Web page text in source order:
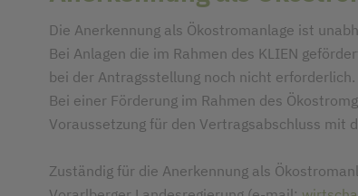
Die Anerkennung als Ökostromanlage ist
Bei Anlagen die im Rahmen des KLIEN
bei der Antragsstellung noch nicht
Bei einer Förderung im Rahmen des
Voraussetzung für den Vertragsabschluss mit
Zuständig für die Anerkennung als